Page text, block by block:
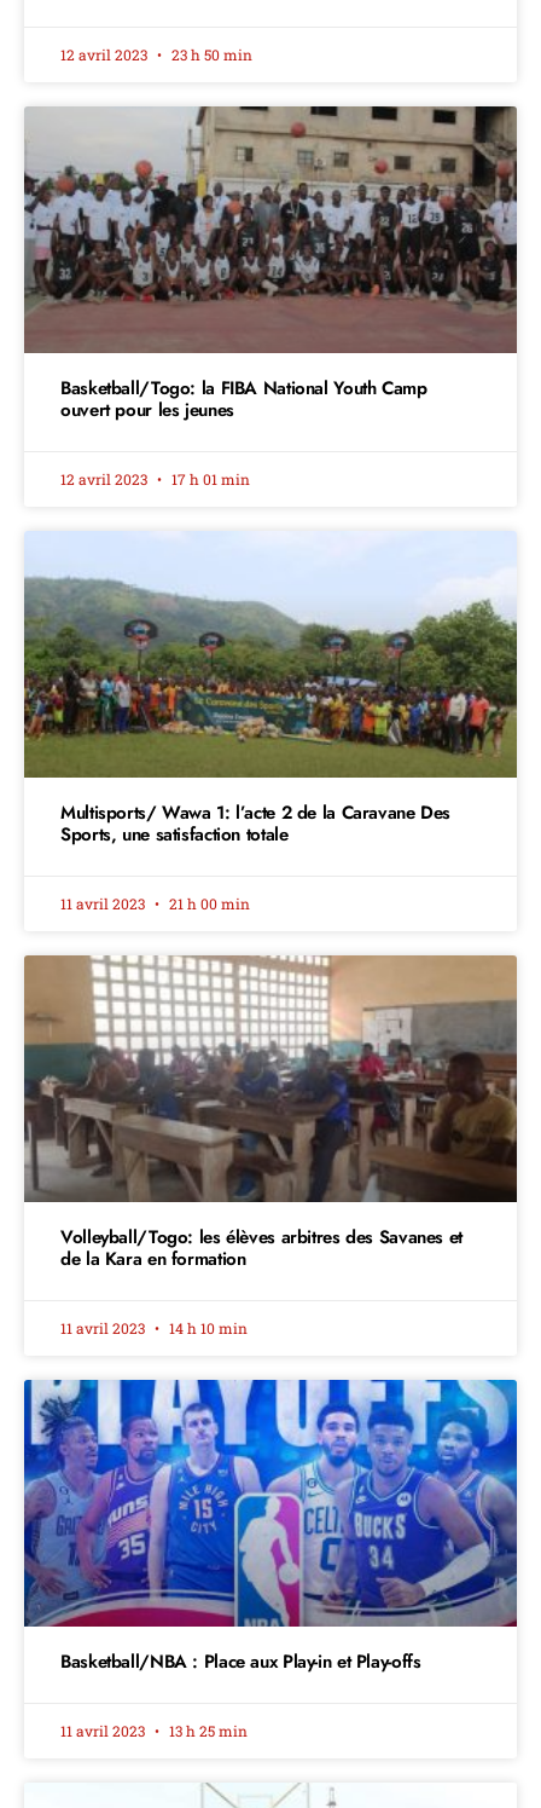
12 avril 2023 23 h 50 min
Basketball/Togo: la FIBA National Youth Camp
ouvert pour les jeunes
12 avril 2023 17 h 01 min
Multisports/ Wawa 1: l’acte 2 de la Caravane Des
Sports, une satisfaction totale
11 avril 2023 21 h 00 min
Volleyball/Togo: les élèves arbitres des Savanes et
de la Kara en formation
11 avril 2023 14 h 10 min
Basketball/NBA : Place aux Play-in et Play-offs
11 avril 2023 13 h 25 min